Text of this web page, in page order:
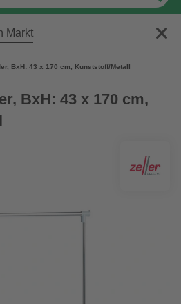
Markt
BxH: 43 x 170 cm, Kunststoff/Metall
BxH: 43 x 170 cm,